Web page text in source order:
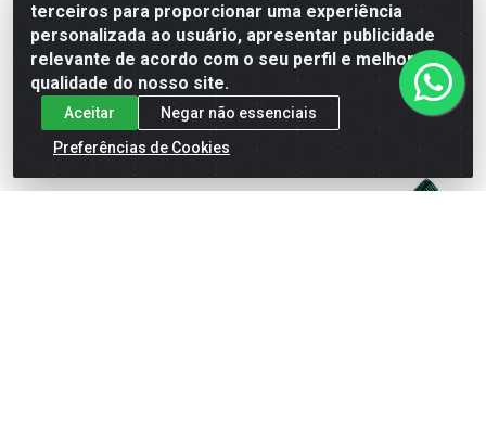
Faça seu login ou
cadastre-se para
ver preços e
comprar
Faça seu login ou
cadastre-se para
ver preços e
terceiros para proporcionar uma experiência
personalizada ao usuário, apresentar publicidade
relevante de acordo com o seu perfil e melhorar a
qualidade do nosso site.
Aceitar
Negar não essenciais
Preferências de Cookies